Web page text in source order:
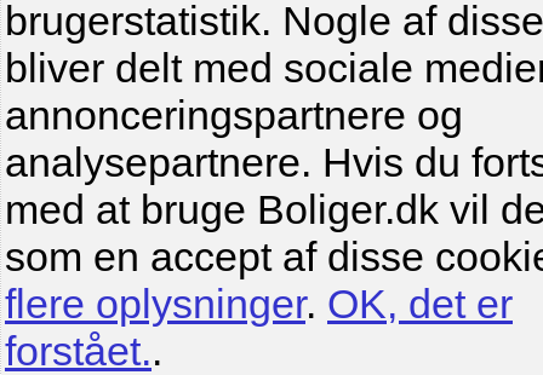
brugerstatistik. Nogle af
bliver delt med sociale
annonceringspartnere og
analysepartnere. Hvis du
med at bruge Boliger.dk vil
som en accept af disse
flere oplysninger. OK, det er
forstået..